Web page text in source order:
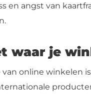
en angst van
waar je
van online winkelen